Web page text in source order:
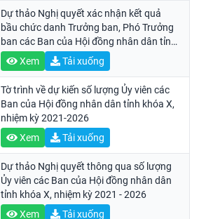
Dự thảo Nghị quyết xác nhận kết quả
bầu chức danh Trưởng ban, Phó Trưởng
ban các Ban của Hội đồng nhân dân tỉnh
khóa X, nhiệm kỳ 2021 - 2026
Xem Tải xuống
Tờ trình về dự kiến số lượng Ủy viên các
Ban của Hội đồng nhân dân tỉnh khóa X,
nhiệm kỳ 2021-2026
Xem
Tải xuống
Dự thảo Nghị quyết thông qua số lượng
Ủy viên các Ban của Hội đồng nhân dân
tỉnh khóa X, nhiệm kỳ 2021 - 2026
Xem
Tải xuống